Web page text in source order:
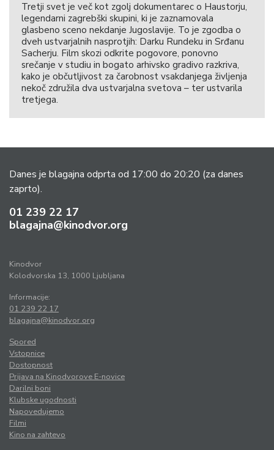
Tretji svet je več kot zgolj dokumentarec o Haustorju,
legendarni zagrebški skupini, ki je zaznamovala
glasbeno sceno nekdanje Jugoslavije. To je zgodba o
dveh ustvarjalnih nasprotjih: Darku Rundeku in Srđanu
Sacherju. Film skozi odkrite pogovore, ponovno
srečanje v studiu in bogato arhivsko gradivo razkriva,
kako je občutljivost za čarobnost vsakdanjega življenja
nekoč združila dva ustvarjalna svetova – ter ustvarila
tretjega.
Danes je blagajna odprta od 17:00 do 20:20 (za danes
zaprto).
01 239 22 17
blagajna@kinodvor.org
Kinodvor
Kolodvorska 13, 1000 Ljubljana
Informacije:
01 239 22 17
blagajna@kinodvor.org
Spored
Vstopnice
Dostopnost
Prijava na Kinodvorove E-novice
Darilni boni
Klubske ugodnosti
Napovedujemo
Filmi
Kino na zahtevo